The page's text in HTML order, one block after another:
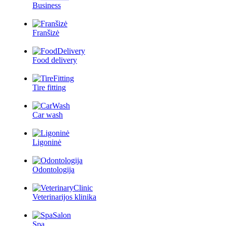
Business
Franšizė
Food delivery
Tire fitting
Car wash
Ligoninė
Odontologija
Veterinarijos klinika
Spa